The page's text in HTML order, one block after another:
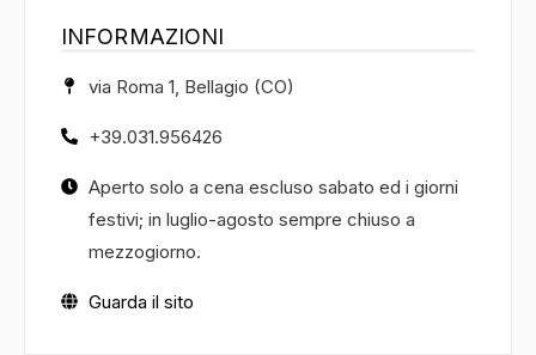
INFORMAZIONI
via Roma 1, Bellagio (CO)
+39.031.956426
Aperto solo a cena escluso sabato ed i giorni
festivi; in luglio-agosto sempre chiuso a
mezzogiorno.
Guarda il sito